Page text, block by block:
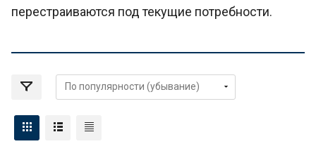
перестраиваются под текущие потребности.